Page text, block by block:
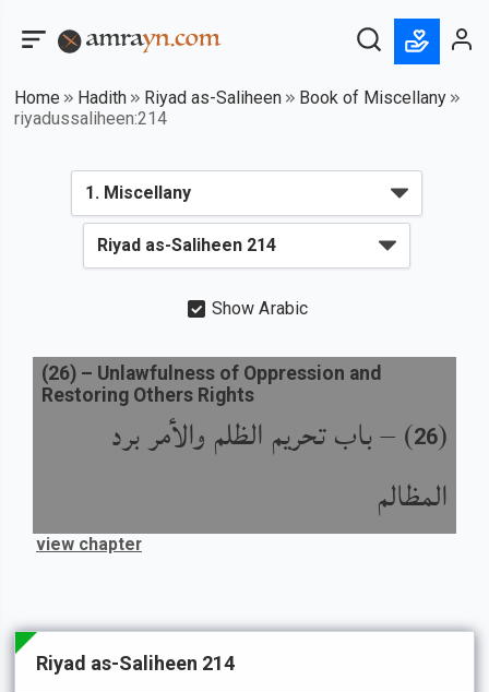
Home Hadith Riyad as-Saliheen
Book of Miscellany
riyadussaliheen:214
Show Arabic
(
26
) –باب تحريم الظلم والأمر برد
المظالم
(26) – Unlawfulness of Oppression and
Restoring Others Rights
view chapter
Riyad as-Saliheen 214